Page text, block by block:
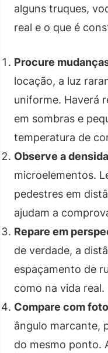
alguns truques,
real e o que é
Procure
locação, a luz
uniforme. Haverá
em sombras e
temperatura de
Observe a
microelementos.
pedestres em
ajudam a
Repare em
de verdade, a
espaçamento de
como na vida real.
Compare com
ângulo marcante,
do mesmo ponto.